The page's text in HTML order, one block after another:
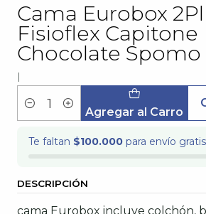
Cama Eurobox
Fisioflex Capitone
Chocolate Spomo
|
Cantidad Agregar al Carro
Te faltan $100.000 para envío
DESCRIPCIÓN
cama Eurobox incluye colchón,